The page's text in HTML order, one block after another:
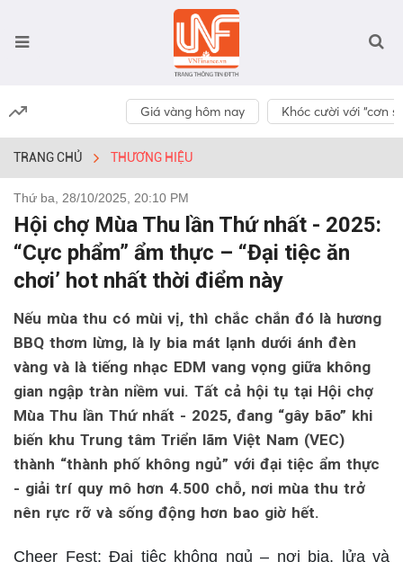
Giá vàng hôm nay Khóc cười với “cơn
TRANG CHỦ THƯƠNG HIỆU
Thứ ba, 28/10/2025, 20:10 PM
Hội chợ Mùa Thu lần Thứ nhất - 2025:
“Cực phẩm” ẩm thực – “Đại tiệc ăn
chơi’ hot nhất thời điểm này
Nếu mùa thu có mùi vị, thì chắc chắn đó là hương
BBQ thơm lừng, là ly bia mát lạnh dưới ánh đèn
vàng và là tiếng nhạc EDM vang vọng giữa không
gian ngập tràn niềm vui. Tất cả hội tụ tại Hội chợ
Mùa Thu lần Thứ nhất - 2025, đang “gây bão” khi
biến khu Trung tâm Triển lãm Việt Nam (VEC)
thành “thành phố không ngủ” với đại tiệc ẩm thực
- giải trí quy mô hơn 4.500 chỗ, nơi mùa thu trở
nên rực rỡ và sống động hơn bao giờ hết.
Cheer Fest: Đại tiệc không ngủ – nơi bia, lửa và